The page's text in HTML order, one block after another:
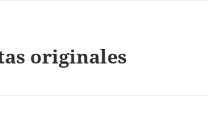
originales